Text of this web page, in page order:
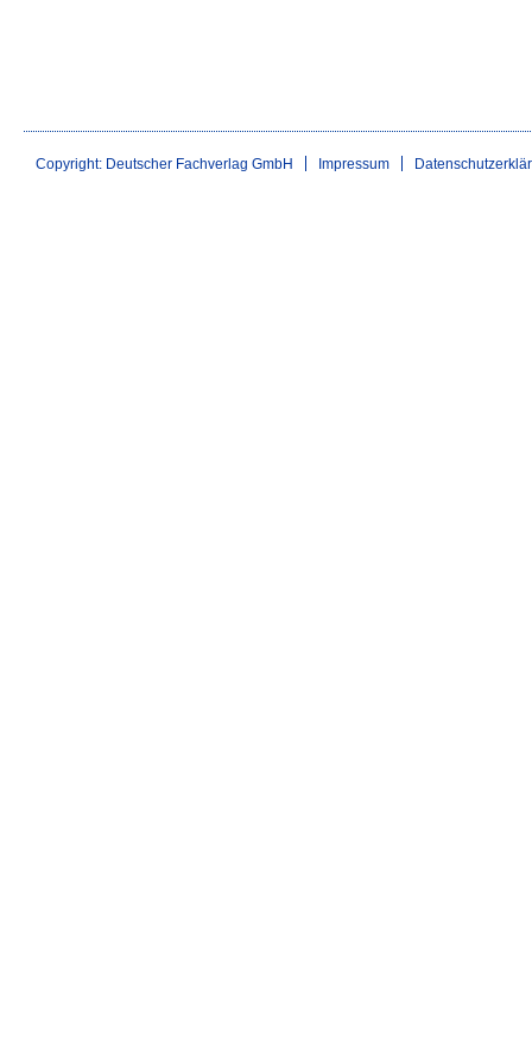
Copyright: Deutscher Fachverlag GmbH Impressum